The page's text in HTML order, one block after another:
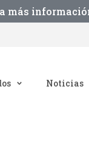
más
Noticias